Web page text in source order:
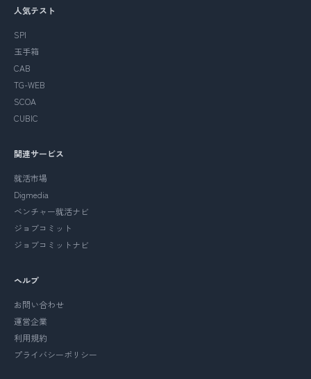
人気テスト
SPI
玉手箱
CAB
TG-WEB
SCOA
CUBIC
関連サービス
就活市場
Digmedia
ベンチャー就活ナビ
ジョブコミット
ジョブコミットナビ
ヘルプ
お問い合わせ
運営企業
利用規約
プライバシーポリシー